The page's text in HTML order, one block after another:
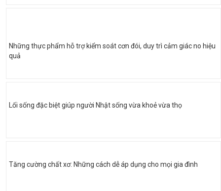
Những thực phẩm hỗ trợ kiểm soát cơn đói, duy trì cảm giác no hiệu
quả
Lối sống đặc biệt giúp người Nhật sống vừa khoẻ vừa thọ
Tăng cường chất xơ: Những cách dễ áp dụng cho mọi gia đình